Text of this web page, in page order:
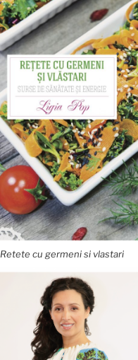
Retete cu germeni si vlastari